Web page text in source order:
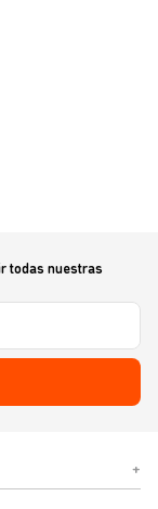
todas nuestras
+